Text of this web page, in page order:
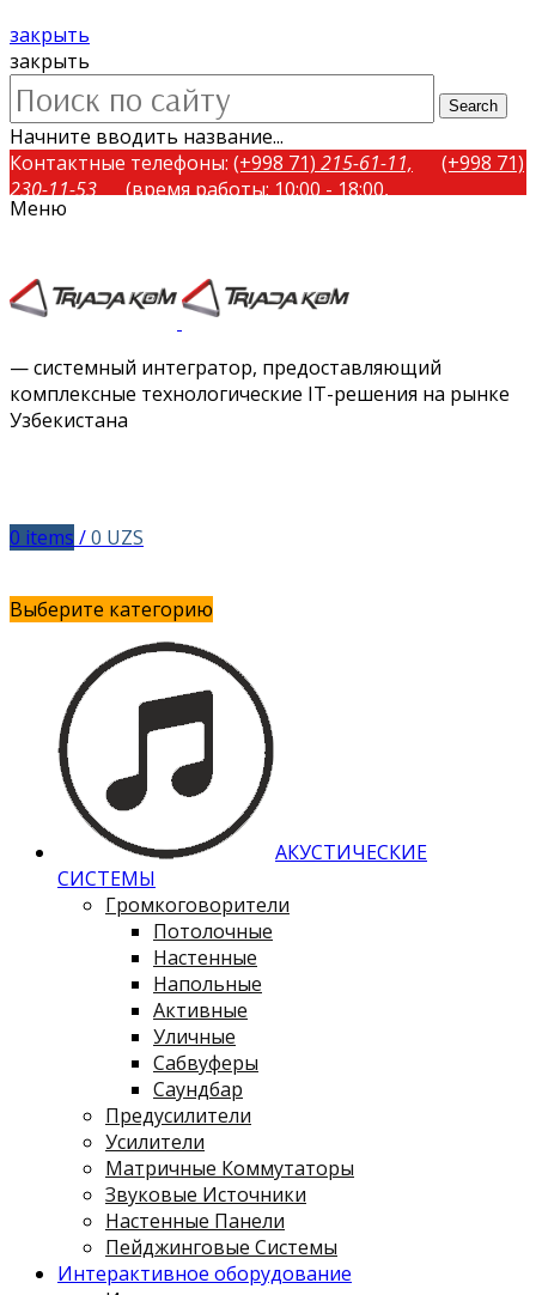
закрыть
закрыть
Search
Начните вводить название...
Контактные телефоны: (+998 71) 215-61-11,
(+998 71)
230-11-53
(время работы: 10:00 - 18:00,
понедельник-пятница)
Instagram
Vimeo
Меню
— системный интегратор, предоставляющий
комплексные технологические IT-решения на рынке
Узбекистана
0 items /0 UZS
Выберите категорию
АКУСТИЧЕСКИЕ
СИСТЕМЫ
Громкоговорители
Потолочные
Настенные
Напольные
Активные
Уличные
Сабвуферы
Саундбар
Предусилители
Усилители
Матричные Коммутаторы
Звуковые Источники
Настенные Панели
Пейджинговые Системы
Интерактивное оборудование